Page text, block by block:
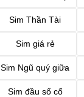
Sim Thần Tài
Sim giá rẻ
Sim Ngũ quý giữa
Sim đầu số cổ